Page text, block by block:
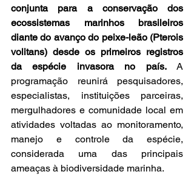
conjunta para a conservação dos
ecossistemas marinhos brasileiros
diante do avanço do peixe-leão (Pterois
volitans) desde os primeiros registros
da espécie invasora no país. A
programação reunirá pesquisadores,
especialistas, instituições parceiras,
mergulhadores e comunidade local em
atividades voltadas ao monitoramento,
manejo e controle da espécie,
considerada uma das principais
ameaças à biodiversidade marinha.